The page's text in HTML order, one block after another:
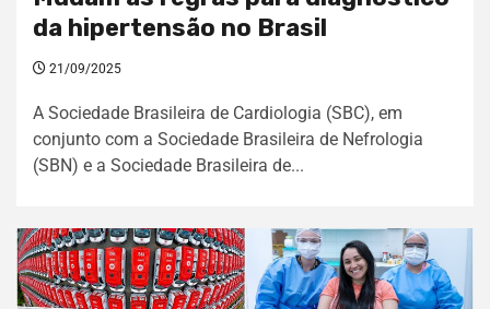
da hipertensão no Brasil
21/09/2025
A Sociedade Brasileira de Cardiologia (SBC), em
conjunto com a Sociedade Brasileira de Nefrologia
(SBN) e a Sociedade Brasileira de...